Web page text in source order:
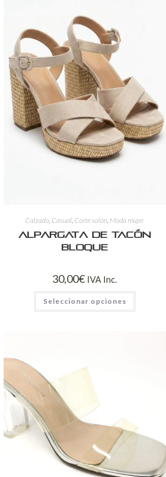
Calzado, Casual, Corte salón, Moda mujer
Alpargata de Tacón
Bloque
30,00€ IVA Inc.
Seleccionar opciones